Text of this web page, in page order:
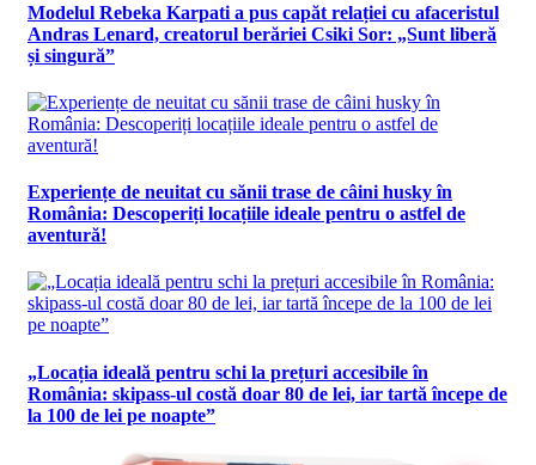
Modelul Rebeka Karpati a pus capăt relației cu afaceristul
Andras Lenard, creatorul berăriei Csiki Sor: „Sunt liberă
și singură”
Experiențe de neuitat cu sănii trase de câini husky în
România: Descoperiți locațiile ideale pentru o astfel de
aventură!
„Locația ideală pentru schi la prețuri accesibile în
România: skipass-ul costă doar 80 de lei, iar tartă începe de
la 100 de lei pe noapte”